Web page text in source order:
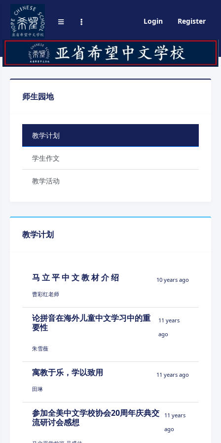
Login Register
师生园地
教学计划
学生作文
教学活动
教学计划
马 立 平 中 文 教 材 介 绍
10 years ago
曹彩红老师
论拼音在海外儿童中文学习中的重
要性
11 years
ago
朱雪薇
寓教于乐，学以致用
11 years ago
田琳
参加全美中文学校协会20周年庆典交
流研讨会感想
11 years
ago